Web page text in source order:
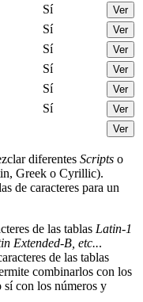
Sí Ver
Sí Ver
Sí Ver
Sí Ver
Sí Ver
Sí Ver
Ver
diferentes Scripts o
Greek o Cyrillic).
de caracteres para un
de las tablas Latin-1
Extended-B, etc...
de las tablas
combinarlos con los
sí con los números y